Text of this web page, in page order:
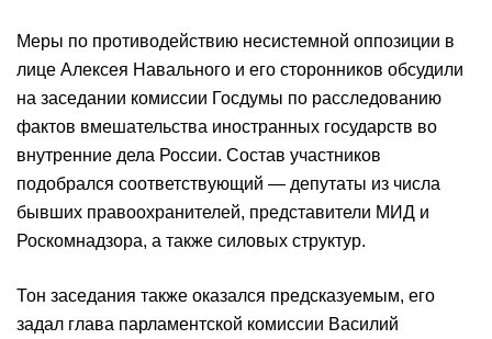
Меры по противодействию несистемной оппозиции в
лице Алексея Навального и его сторонников обсудили
на заседании комиссии Госдумы по расследованию
фактов вмешательства иностранных государств во
внутренние дела России. Состав участников
подобрался соответствующий — депутаты из числа
бывших правоохранителей, представители МИД и
Роскомнадзора, а также силовых структур.
Тон заседания также оказался предсказуемым, его
задал глава парламентской комиссии Василий